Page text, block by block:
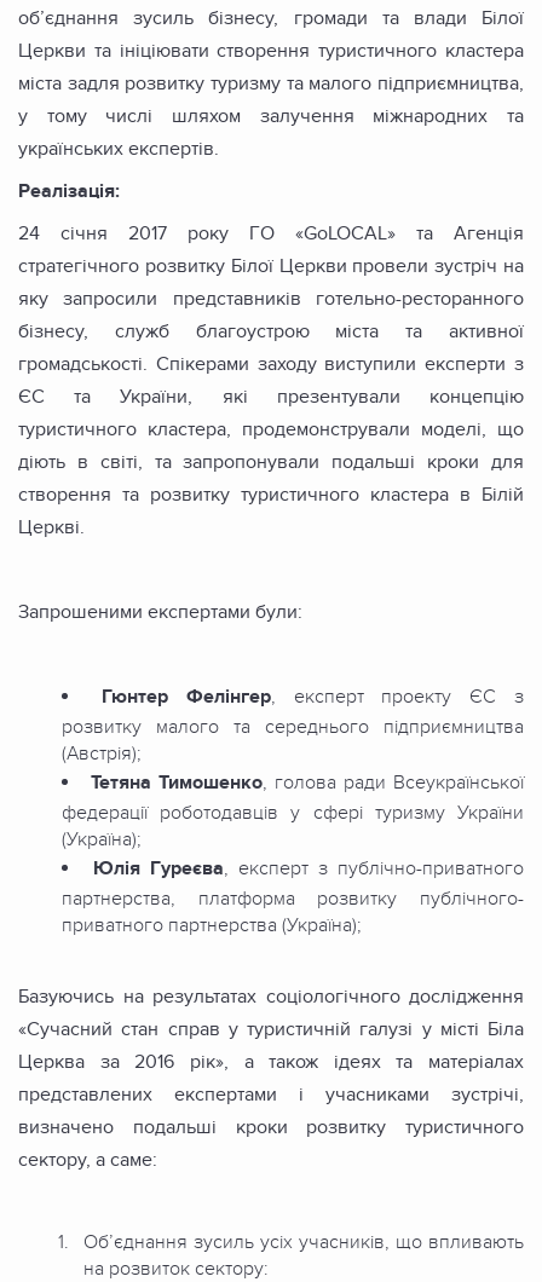
об’єднання зусиль бізнесу, громади та влади Білої
Церкви та ініціювати створення туристичного кластера
міста задля розвитку туризму та малого підприємництва,
у тому числі шляхом залучення міжнародних та
українських експертів.
Реалізація:
24 січня 2017 року ГО «GoLOCAL» та Агенція
стратегічного розвитку Білої Церкви провели зустріч на
яку запросили представників готельно-ресторанного
бізнесу, служб благоустрою міста та активної
громадськості. Спікерами заходу виступили експерти з
ЄС та України, які презентували концепцію
туристичного кластера, продемонстрували моделі, що
діють в світі, та запропонували подальші кроки для
створення та розвитку туристичного кластера в Білій
Церкві.
Запрошеними експертами були:
Гюнтер Фелінгер, експерт проекту ЄС з
розвитку малого та середнього підприємництва
(Австрія);
Тетяна Тимошенко, голова ради Всеукраїнської
федерації роботодавців у сфері туризму України
(Україна);
Юлія Гуреєва, експерт з публічно-приватного
партнерства, платформа розвитку публічного-
приватного партнерства (Україна);
Базуючись на результатах соціологічного дослідження
«Сучасний стан справ у туристичній галузі у місті Біла
Церква за 2016 рік», а також ідеях та матеріалах
представлених експертами і учасниками зустрічі,
визначено подальші кроки розвитку туристичного
сектору, а саме:
Об’єднання зусиль усіх учасників, що впливають
на розвиток сектору: